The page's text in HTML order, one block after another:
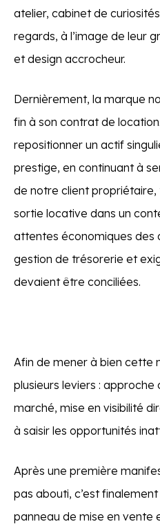
atelier, cabinet de
regards, à l’image de leur
et design accrocheur.
Dernièrement, la marque
fin à son contrat de
repositionner un actif
prestige, en continuant à
de notre client
sortie locative dans un
attentes économiques des
gestion de trésorerie et
devaient être conciliées.
Afin de mener à bien cette
plusieurs leviers : approche
marché, mise en visibilité
à saisir les opportunités
Après une première
pas abouti, c’est
panneau de mise en vente